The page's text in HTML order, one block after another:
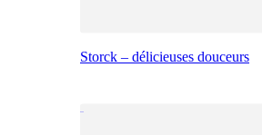
Storck – délicieuses douceurs